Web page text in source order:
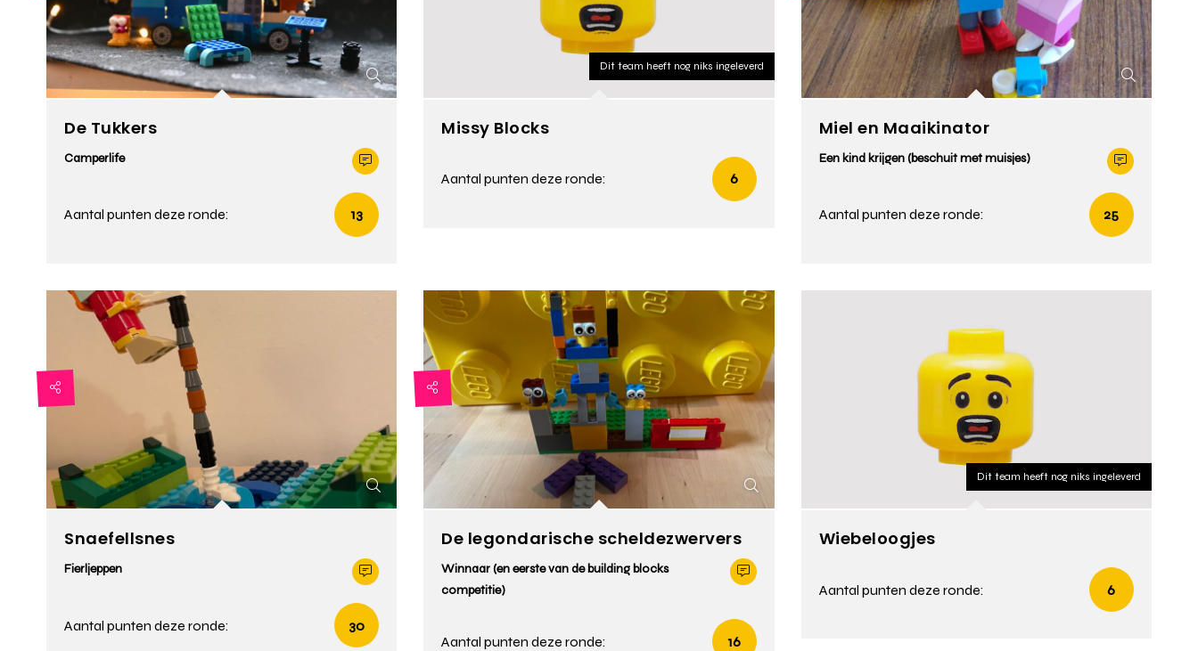
De Tukkers
Camperlife
Aantal punten deze ronde: 13
Dit team heeft nog niks ingeleverd
Missy Blocks
Aantal punten deze ronde: 6
Miel en Maaikinator
Een kind krijgen (beschuit met muisjes)
Aantal punten deze ronde: 25
Snaefellsnes
Fierljeppen
Aantal punten deze ronde: 30
De legondarische scheldezwervers
Winnaar (en eerste van de building blocks
competitie)
Aantal punten deze ronde: 16
Dit team heeft nog niks ingeleverd
Wiebeloogjes
Aantal punten deze ronde: 6